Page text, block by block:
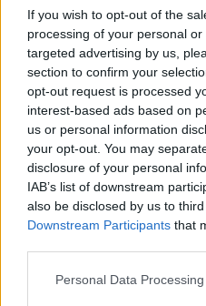
If you wish to opt-out of the
processing of your personal
targeted advertising by us,
section to confirm your
opt-out request is processed
interest-based ads based on
us or personal information
your opt-out. You may
disclosure of your personal
IAB’s list of downstream
also be disclosed by us to
Downstream Participants that
Personal Data
létszámuk okán a
háborút vívnak egymás
kegyeinek elnyerése
szakember válaszaikban
több bajtársiasságról
mondta, hogy nyilván
versengés a kisüzemek
de alapvetően az
egymást. Erről